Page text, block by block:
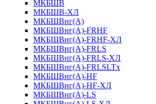
МКБШВ
МКБШВ-ХЛ
МКБШВнг(А)
МКБШВнг(А)-FRHF
МКБШВнг(А)-FRHF-ХЛ
МКБШВнг(А)-FRLS
МКБШВнг(А)-FRLS-ХЛ
МКБШВнг(А)-FRLSLTx
МКБШВнг(А)-HF
МКБШВнг(А)-HF-ХЛ
МКБШВнг(А)-LS